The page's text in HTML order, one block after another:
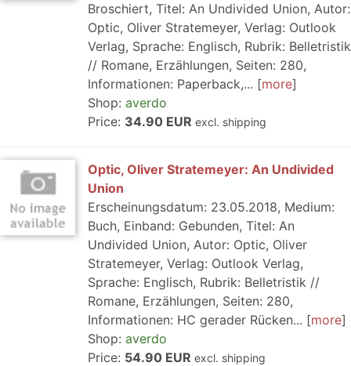
Broschiert, Titel: An Undivided Union, Autor:
Optic, Oliver Stratemeyer, Verlag: Outlook
Verlag, Sprache: Englisch, Rubrik: Belletristik
// Romane, Erzählungen, Seiten: 280,
Informationen: Paperback,...
more
Shop: averdo
Price: 34.90 EUR excl. shipping
Optic, Oliver Stratemeyer: An Undivided
Union
Erscheinungsdatum: 23.05.2018, Medium:
Buch, Einband: Gebunden, Titel: An
Undivided Union, Autor: Optic, Oliver
Stratemeyer, Verlag: Outlook Verlag,
Sprache: Englisch, Rubrik: Belletristik //
Romane, Erzählungen, Seiten: 280,
Informationen: HC gerader Rücken...
more
Shop: averdo
Price: 54.90 EUR excl. shipping